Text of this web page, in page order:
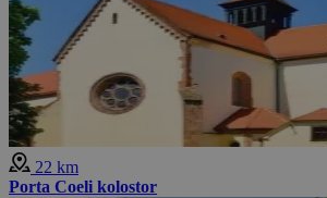
22 km
Porta Coeli kolostor